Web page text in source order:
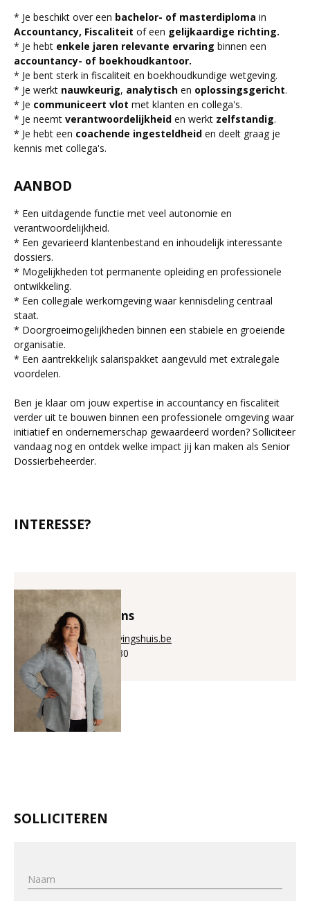
* Je beschikt over een bachelor- of masterdiploma in
Accountancy, Fiscaliteit of een gelijkaardige richting.
* Je hebt enkele jaren relevante ervaring binnen een
accountancy- of boekhoudkantoor.
* Je bent sterk in fiscaliteit en boekhoudkundige wetgeving.
* Je werkt nauwkeurig, analytisch en oplossingsgericht.
* Je communiceert vlot met klanten en collega's.
* Je neemt verantwoordelijkheid en werkt zelfstandig.
* Je hebt een coachende ingesteldheid en deelt graag je
kennis met collega's.
AANBOD
* Een uitdagende functie met veel autonomie en
verantwoordelijkheid.
* Een gevarieerd klantenbestand en inhoudelijk interessante
dossiers.
* Mogelijkheden tot permanente opleiding en professionele
ontwikkeling.
* Een collegiale werkomgeving waar kennisdeling centraal
staat.
* Doorgroeimogelijkheden binnen een stabiele en groeiende
organisatie.
* Een aantrekkelijk salarispakket aangevuld met extralegale
voordelen.
Ben je klaar om jouw expertise in accountancy en fiscaliteit
verder uit te bouwen binnen een professionele omgeving waar
initiatief en ondernemerschap gewaardeerd worden? Solliciteer
vandaag nog en ontdek welke impact jij kan maken als Senior
Dossierbeheerder.
INTERESSE?
Annick Puystiens
annick@aanwervingshuis.be
+32 (0)56 225 880
SOLLICITEREN